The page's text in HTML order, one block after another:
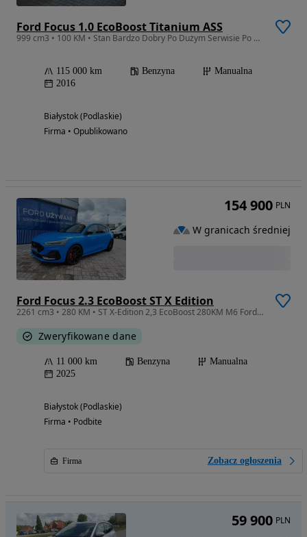
Ford Focus 1.0 EcoBoost Titanium ASS
999 cm3 • 100 KM • Stan Bardzo Dobry Po Dużym Serwisie Po Opłatach Gwarancja
115 000 km Benzyna
Manualna
2016
Białystok (Podlaskie)
Firma • Opublikowano
Ford Focus 2.3 EcoBoost ST X Edition
2261 cm3 • 280 KM • ST X-Edition 2,3 EcoBoost 280KM M6 Ford Performance ASO Forda
Zweryfikowane dane
11 000 km Benzyna
Manualna
2025
Białystok (Podlaskie)
Firma • Podbite
Firma Zobacz ogłoszenia
154 900 PLN
W granicach średniej
59 900 PLN